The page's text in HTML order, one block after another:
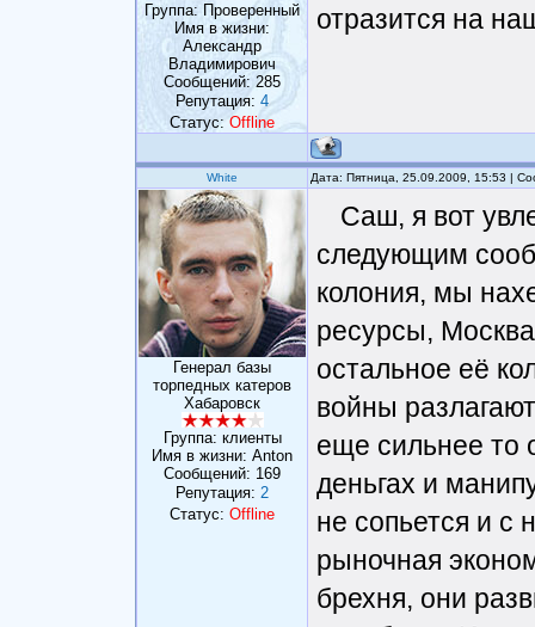
Группа: Проверенный
Имя в жизни:
Александр
Владимирович
Сообщений: 285
Репутация: 4
Статус:Offline
отразится на
White Дата: Пятница, 25.09.2009, 15:53 |
Генерал базы
торпедных катеров
Хабаровск
Группа: клиенты
Имя в жизни: Anton
Сообщений: 169
Репутация: 2
Статус: Offline
Саш, я вот
следующим
колония, мы
ресурсы,
остальное её
войны
еще сильнее то
деньгах и
не сопьется и с
рыночная
брехня, они